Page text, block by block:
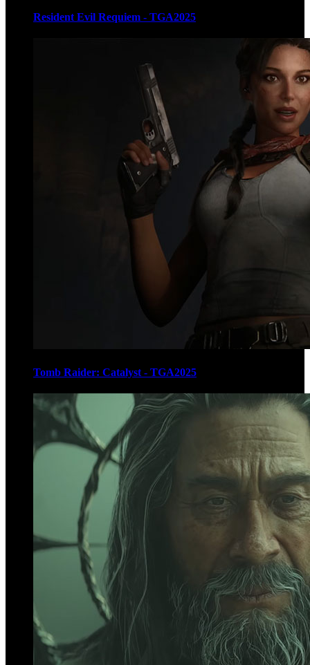
Resident Evil Requiem - TGA2025
Tomb Raider: Catalyst - TGA2025